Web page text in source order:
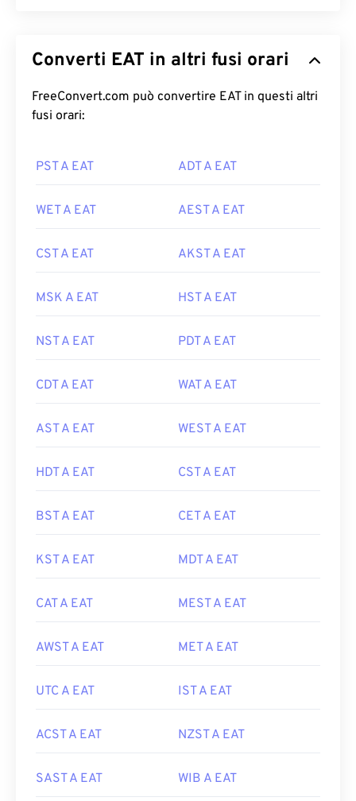
Converti EAT in altri fusi orari
FreeConvert.com può convertire EAT in questi altri
fusi orari:
PST A EAT ADT A EAT
WET A EAT AEST A EAT
CST A EAT AKST A EAT
MSK A EAT HST A EAT
NST A EAT PDT A EAT
CDT A EAT WAT A EAT
AST A EAT WEST A EAT
HDT A EAT CST A EAT
BST A EAT CET A EAT
KST A EAT MDT A EAT
CAT A EAT MEST A EAT
AWST A EAT MET A EAT
UTC A EAT IST A EAT
ACST A EAT NZST A EAT
SAST A EAT WIB A EAT